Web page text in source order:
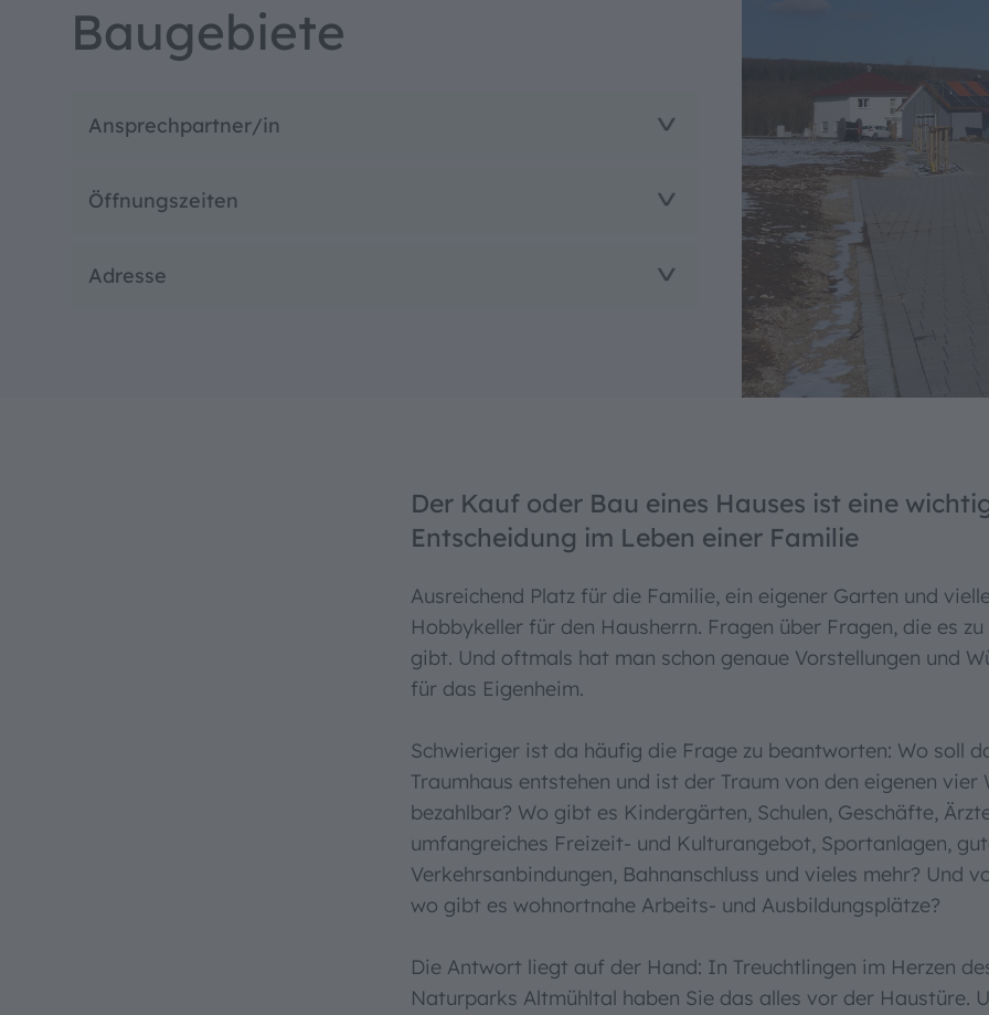
Baugebiete
Ansprechpartner/in
Öffnungszeiten
Adresse
Der Kauf oder Bau eines Hauses ist eine
Entscheidung im Leben einer Familie
Ausreichend Platz für die Familie, ein eigener Garten und
Hobbykeller für den Hausherrn. Fragen über Fragen, die es
gibt. Und oftmals hat man schon genaue Vorstellungen und
für das Eigenheim.
Schwieriger ist da häufig die Frage zu beantworten: Wo soll
Traumhaus entstehen und ist der Traum von den eigenen vier
bezahlbar? Wo gibt es Kindergärten, Schulen, Geschäfte,
umfangreiches Freizeit- und Kulturangebot, Sportanlagen,
Verkehrsanbindungen, Bahnanschluss und vieles mehr? Und
wo gibt es wohnortnahe Arbeits- und Ausbildungsplätze?
Die Antwort liegt auf der Hand: In Treuchtlingen im Herzen
Naturparks Altmühltal haben Sie das alles vor der Haustüre.